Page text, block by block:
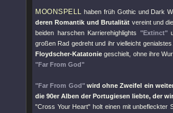
MOONSPELL haben früh Gothic und Dark
deren Romantik und Brutalität vereint und
beiden harschen Karrierehighlights "Extinct"
großen Rad gedreht und ihr vielleicht
Floydscher-Katatonie geschielt, ohne ihre
"Far From God"
"Far From God"wird ohne Zweifel ein
die 90er Alben der Portugiesen liebte, der
"Cross Your Heart" holt einen mit unbefleckter